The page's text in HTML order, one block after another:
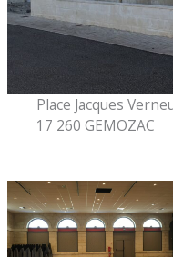
Place Jacques
17 260 GEMOZAC